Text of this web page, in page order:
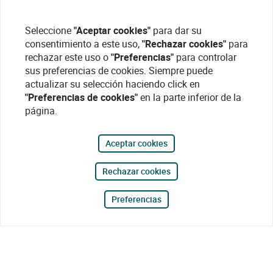
Seleccione"Aceptar cookies" para dar su
consentimiento a este uso,"Rechazar cookies" para
rechazar este uso o"Preferencias" para controlar
sus preferencias de cookies. Siempre puede
actualizar su selección haciendo click en
"Preferencias de cookies"en la parte inferior de la
página.
Aceptar cookies
Rechazar cookies
Preferencias